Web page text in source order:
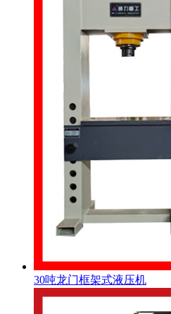
30吨龙门框架式液压机